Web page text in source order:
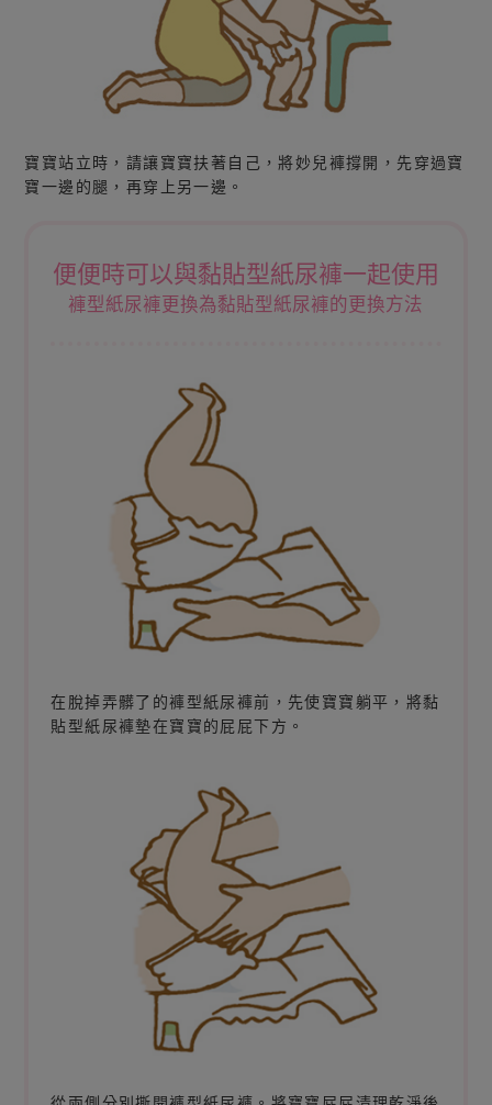
寶寶站立時，請讓寶寶扶著自己，將妙兒褲撐開，先穿過寶
寶一邊的腿，再穿上另一邊。
便便時可以與黏貼型紙尿褲一起使用
褲型紙尿褲更換為黏貼型紙尿褲的更換方法
在脫掉弄髒了的褲型紙尿褲前，先使寶寶躺平，將黏
貼型紙尿褲墊在寶寶的屁屁下方。